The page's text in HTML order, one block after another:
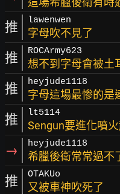
推 lawenwen
字母吹不見了
推 ROCArmy623
想不到字母會被土
推 heyjude1118
字母這場最惨的是
推 lt5114
Sengun要進化噴
→ heyjude1118
希臘後衛常常過不
推 OTAKUo
又被車神吹死了